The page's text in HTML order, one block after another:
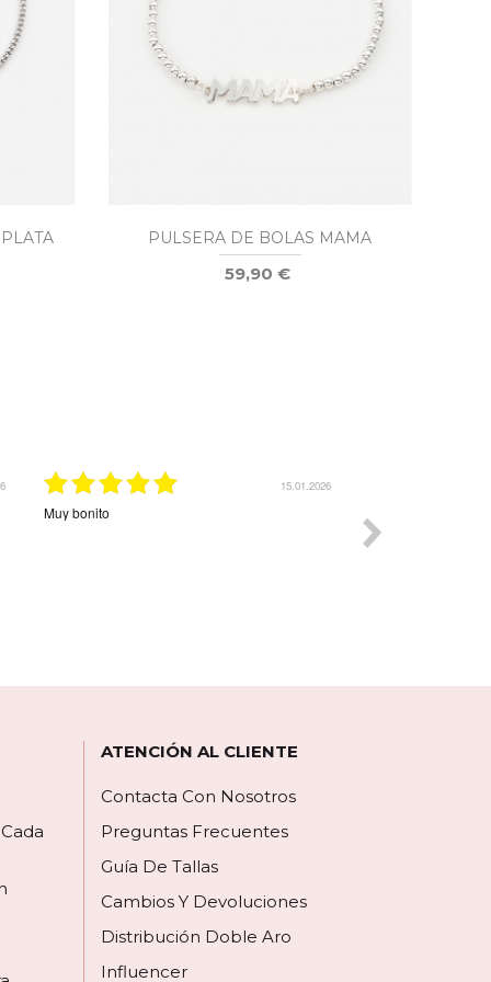
PULSERA DE BOLAS MAMA
59,90 €
16.05.2025
Envío muy rápido. El colgante muy bonito. Tal y
correcto a la
razonables y
ATENCIÓN AL CLIENTE
Contacta Con Nosotros
Preguntas Frecuentes
Guía De Tallas
Cambios Y Devoluciones
Distribución Doble Aro
Influencer